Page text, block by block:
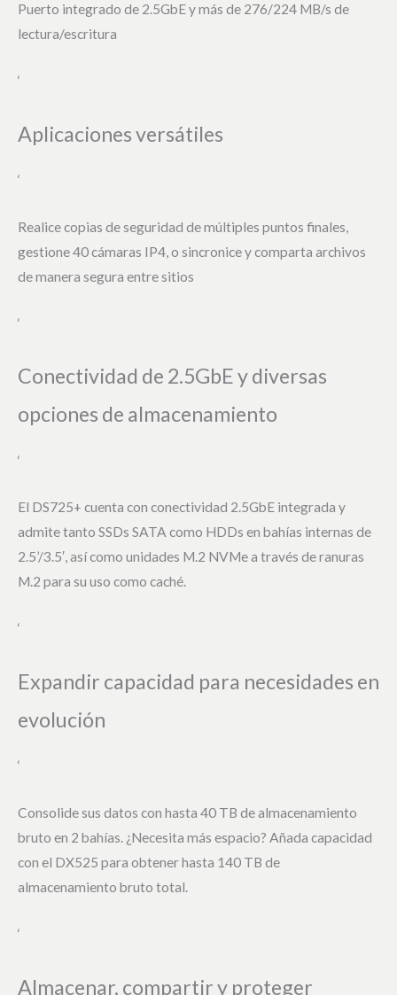
Puerto integrado de 2.5GbE y más de 276/224 MB/s de
lectura/escritura
‘
Aplicaciones versátiles
‘
Realice copias de seguridad de múltiples puntos finales,
gestione 40 cámaras IP4, o sincronice y comparta archivos
de manera segura entre sitios
‘
Conectividad de 2.5GbE y diversas
opciones de almacenamiento
‘
El DS725+ cuenta con conectividad 2.5GbE integrada y
admite tanto SSDs SATA como HDDs en bahías internas de
2.5’/3.5′, así como unidades M.2 NVMe a través de ranuras
M.2 para su uso como caché.
‘
Expandir capacidad para necesidades en
evolución
‘
Consolide sus datos con hasta 40 TB de almacenamiento
bruto en 2 bahías. ¿Necesita más espacio? Añada capacidad
con el DX525 para obtener hasta 140 TB de
almacenamiento bruto total.
‘
Almacenar, compartir y proteger